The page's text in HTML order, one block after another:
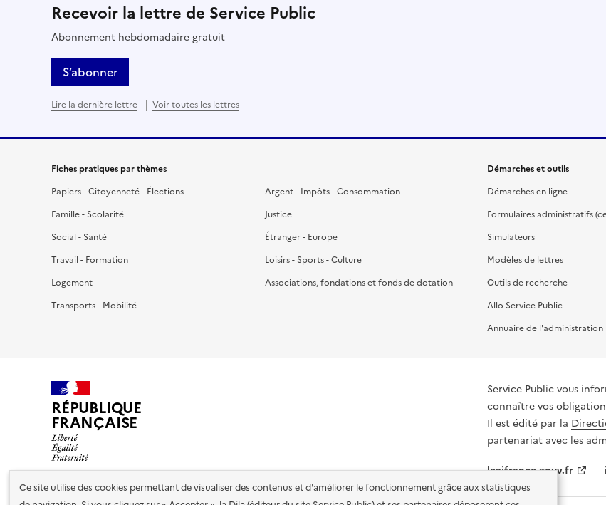
Ce site utilise des cookies permettant de visualiser des contenus et d'améliorer le fonctionnement grâce aux statistiques
Recevoir la lettre de Service Public
Abonnement hebdomadaire gratuit
S’abonner
Lire la dernière lettre Voir toutes les lettres
Fiches pratiques par thèmes
Papiers - Citoyenneté - Élections
Famille - Scolarité
Social - Santé
Travail - Formation
Logement
Transports - Mobilité
Argent - Impôts - Consommation
Justice
Étranger - Europe
Loisirs - Sports - Culture
Associations, fondations et fonds de dotation
Démarches et outils
Démarches en ligne
Formulaires administratifs
Simulateurs
Modèles de lettres
Outils de recherche
Allo Service Public
Annuaire de l'administration
RÉPUBLIQUE
FRANÇAISE
Service Public vous
connaître vos
Il est édité par la
partenariat avec les
legifrance.gouv.fr